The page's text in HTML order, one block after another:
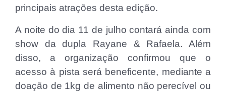
principais atrações desta edição.
A noite do dia 11 de julho contará ainda com
show da dupla Rayane & Rafaela. Além
disso, a organização confirmou que o
acesso à pista será beneficente, mediante a
doação de 1kg de alimento não perecível ou